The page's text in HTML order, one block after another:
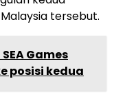
tersebut.
Games
posisi kedua